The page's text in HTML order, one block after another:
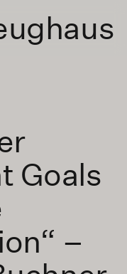
Goals
–